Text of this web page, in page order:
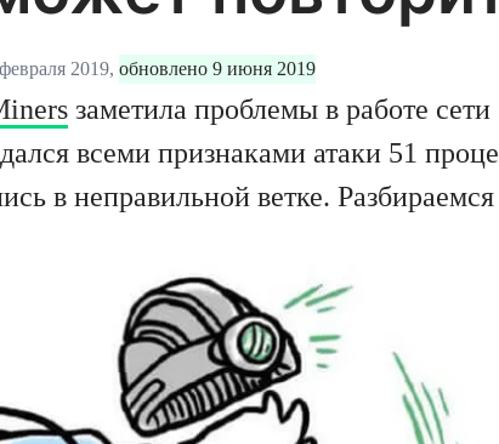
2019, обновлено 9 июня 2019
заметила проблемы в работе
всеми признаками атаки 51
в неправильной ветке.